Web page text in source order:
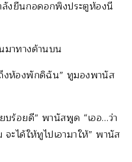
ลังยืนกอดอกพิงประตูห้องนี
มาทางด้านบน
งห้องพักดิฉัน” ทูมองพานัส
บร้อยดี” พานัสพูด “เออ…ว่า
จะได้ให้ทูไปเอามาให้” พานัส